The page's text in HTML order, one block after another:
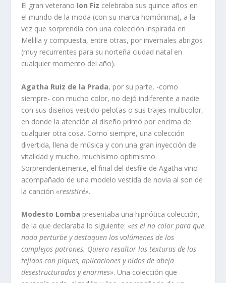
El gran veterano Ion Fiz celebraba sus quince años en
el mundo de la moda (con su marca homónima), a la
vez que sorprendía con una colección inspirada en
Melilla y compuesta, entre otras, por invernales abrigos
(muy recurrentes para su norteña ciudad natal en
cualquier momento del año).
Agatha Ruiz de la Prada, por su parte, -como
siempre- con mucho color, no dejó indiferente a nadie
con sus diseños vestido-pelotas o sus trajes multicolor,
en donde la atención al diseño primó por encima de
cualquier otra cosa. Como siempre, una colección
divertida, llena de música y con una gran inyección de
vitalidad y mucho, muchísimo optimismo.
Sorprendentemente, el final del desfile de Agatha vino
acompañado de una modelo vestida de novia al son de
la canción«resistiré».
Modesto Lomba presentaba una hipnótica colección,
de la que declaraba lo siguiente: «es el no color para que
nada perturbe y destaquen los volúmenes de los
complejos patrones. Quiero resaltar las texturas de los
tejidos con piques, aplicaciones y nidos de abeja
desestructurados y enormes». Una colección que